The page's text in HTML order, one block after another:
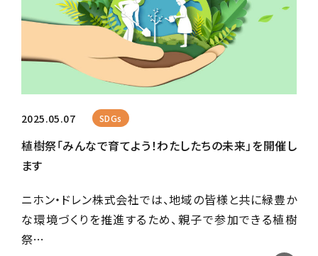
2025.05.07 SDGs
植樹祭「みんなで育てよう！わたしたちの未来」を開催し
ます
ニホン・ドレン株式会社では、地域の皆様と共に緑豊か
な環境づくりを推進するため、親子で参加できる植樹
祭…